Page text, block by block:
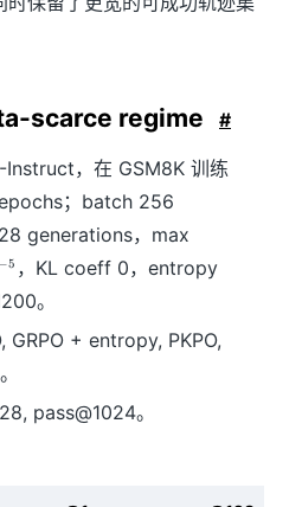
scarce regime #
，在 GSM8K 训练
；batch 256
generations，max
−5 ，KL coeff 0，entropy
。
GRPO + entropy, PKPO,
pass@1024。